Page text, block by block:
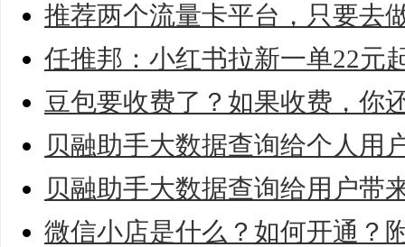
推荐两个流量卡平台，只要去
任推邦：小红书拉新一单22元
豆包要收费了？如果收费，你
贝融助手大数据查询给个人用
贝融助手大数据查询给用户带
微信小店是什么？如何开通？